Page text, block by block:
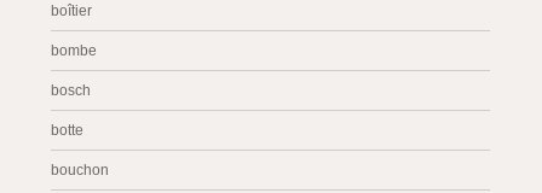
boîtier
bombe
bosch
botte
bouchon